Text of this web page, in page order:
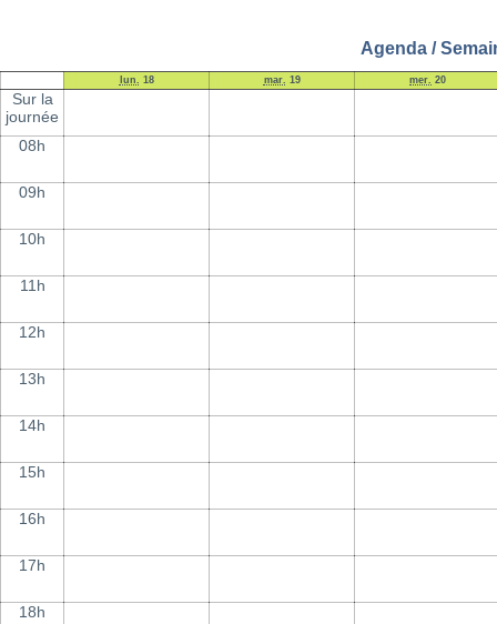
Agenda /
lun. 18 mar. 19 mer. 20
Sur la
journée
08h
09h
10h
11h
12h
13h
14h
15h
16h
17h
18h